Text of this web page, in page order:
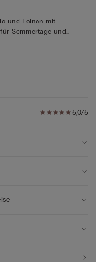
und Leinen mit
Sommertage und
Größe S
5,0/5